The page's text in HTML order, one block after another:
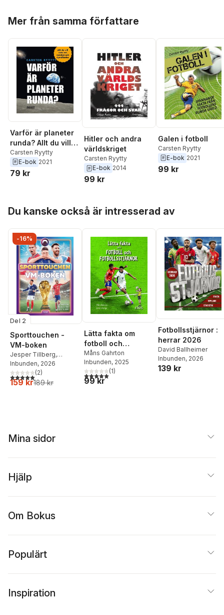
Mer från samma författare
Varför är planeter
runda? Allt du vill
veta om rymden
och rymdfärder
Carsten Ryytty
E-bok 2021
79 kr
Hitler och andra
världskriget
Carsten Ryytty
E-bok 2014
99 kr
Galen i fotboll
Carsten Ryytty
E-bok 2021
99 kr
Du kanske också är intresserad av
-16%
Del 2
Sporttouchen -
VM-boken
Jesper Tillberg,
Sporttouchen,Tim
Rangström
Faro
Inbunden, 2026
5,0utav 5 stjärnor. Totalt antal röster:
(2)
159 kr189 kr
Lätta fakta om
fotboll och
fotbollsstjärnor
Måns Gahrton
Inbunden, 2025
5,0utav 5 stjärnor. Totalt antal röster:
(1)
99 kr
Fotbollsstjärnor :
herrar 2026
David Ballheimer
Inbunden, 2026
139 kr
Mina sidor
Hjälp
Om Bokus
Populärt
Inspiration